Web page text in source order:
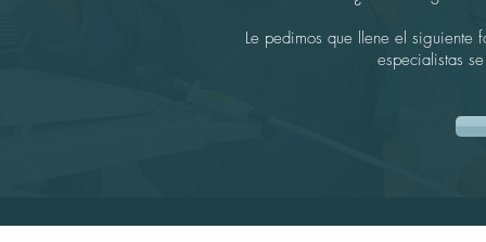
Le pedimos que llene el siguiente
especialistas